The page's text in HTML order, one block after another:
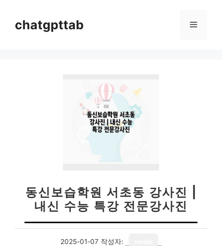
chatgpttab 메
동신보습학원 서초동 강사진 |
내신 수능 특강 전문강사진
2025-01-07 작성자: